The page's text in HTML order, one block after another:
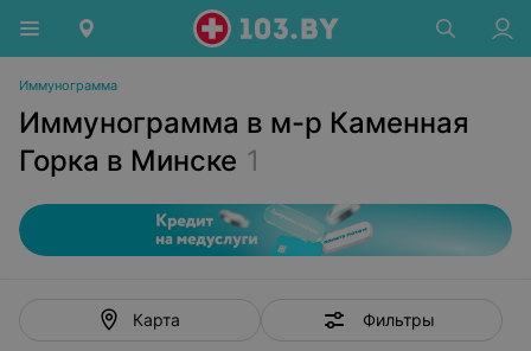
Иммунограмма
Иммунограмма в м-р Каменная
Горка в Минске 1
Карта Фильтры